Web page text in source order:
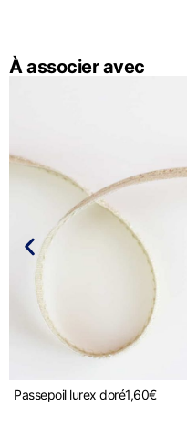
À associer avec
Passepoil lurex doré1,60€